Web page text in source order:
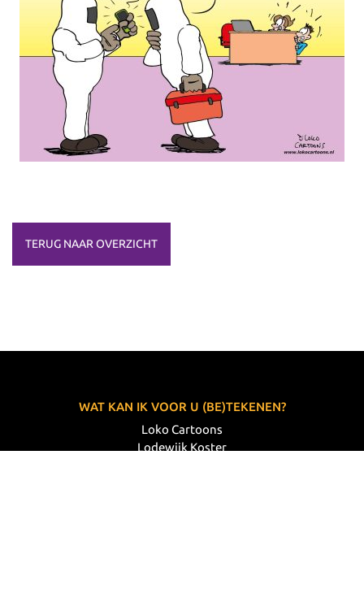
TERUG NAAR OVERZICHT
WAT KAN IK VOOR U (BE)TEKENEN?
Loko Cartoons
Lodewijk Koster